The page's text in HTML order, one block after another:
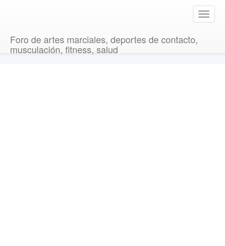
T
o
Foro de artes marciales, deportes de contacto,
musculación, fitness, salud